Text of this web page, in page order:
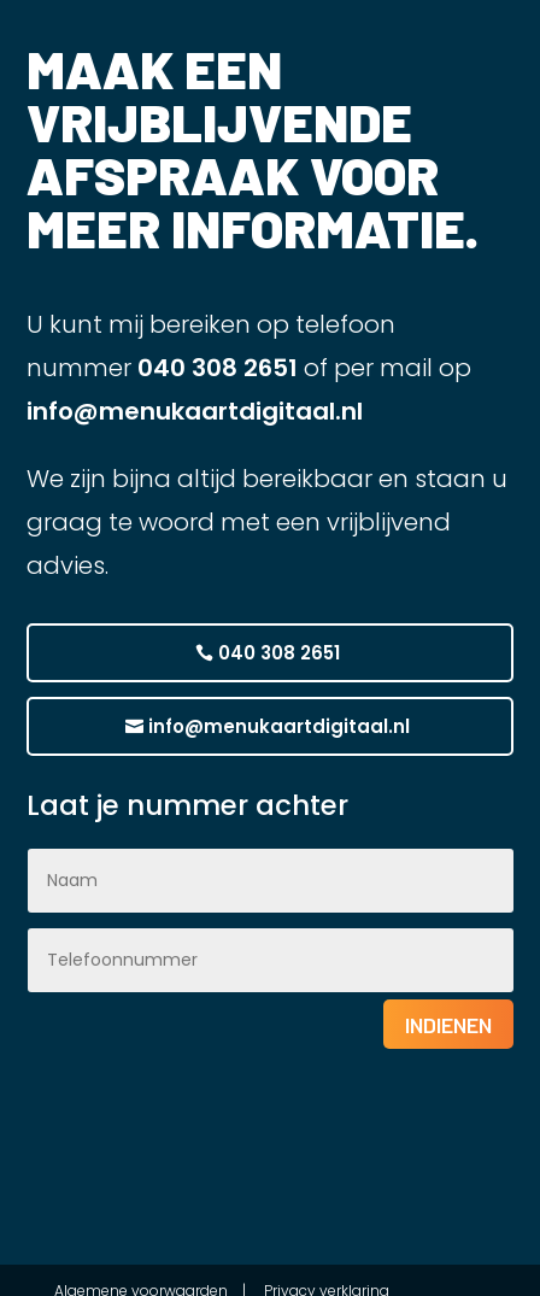
MAAK EEN
VRIJBLIJVENDE
AFSPRAAK VOOR
MEER INFORMATIE.
U kunt mij bereiken op telefoon
nummer 040 308 2651 of per mail op
info@menukaartdigitaal.nl
We zijn bijna altijd bereikbaar en staan u
graag te woord met een vrijblijvend
advies.
040 308 2651
info@menukaartdigitaal.nl
Laat je nummer achter
INDIENEN
Algemene voorwaarden | Privacy verklaring